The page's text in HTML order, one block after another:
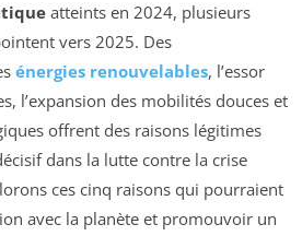
atteints en 2024, plusieurs
vers 2025. Des
énergies renouvelables, l’essor
l’expansion des mobilités douces et
offrent des raisons légitimes
dans la lutte contre la crise
ces cinq raisons qui pourraient
avec la planète et promouvoir un